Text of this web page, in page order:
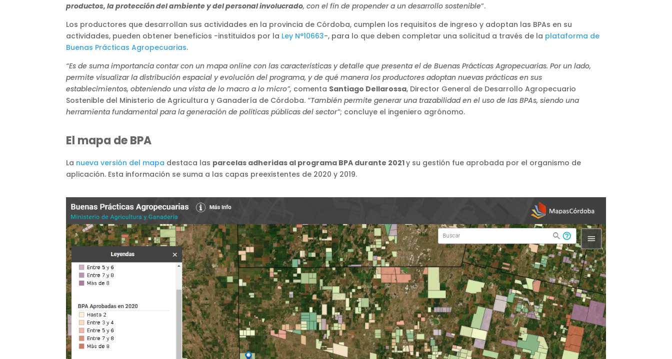
productos, la protección del ambiente y del personal involucrado, con el fin de propender a un desarrollo sostenible”.
Los productores que desarrollan sus actividades en la provincia de Córdoba, cumplen los requisitos de ingreso y adoptan las BPAs en su
actividades, pueden obtener beneficios -instituidos por la Ley N°10663-, para lo que deben completar una solicitud a través de la plataforma de
Buenas Prácticas Agropecuarias.
“Es de suma importancia contar con un mapa online con las características y detalle que presenta el de Buenas Prácticas Agropecuarias. Por un lado,
permite visualizar la distribución espacial y evolución del programa, y de qué manera los productores adoptan nuevas prácticas en sus
establecimientos, obteniendo una vista de lo macro a lo micro”, comenta Santiago Dellarossa, Director General de Desarrollo Agropecuario
Sostenible del Ministerio de Agricultura y Ganadería de Córdoba. “También permite generar una trazabilidad en el uso de las BPAs, siendo una
herramienta fundamental para la generación de políticas públicas del sector”; concluye el ingeniero agrónomo.
El mapa de BPA
La nueva versión del mapa destaca las parcelas adheridas al programa BPA durante 2021y su gestión fue aprobada por el organismo de
aplicación. Esta información se suma a las capas preexistentes de 2020 y 2019.